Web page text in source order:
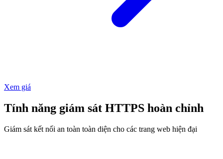
Xem giá
Tính năng giám sát HTTPS hoàn chỉnh
Giám sát kết nối an toàn toàn diện cho các trang web hiện đại